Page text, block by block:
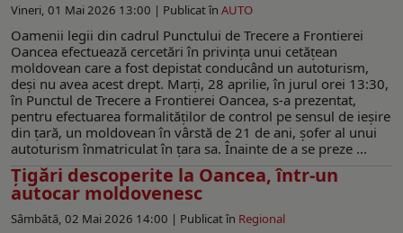
Vineri, 01 Mai 2026 13:00 | Publicat în AUTO
Oamenii legii din cadrul Punctului de Trecere a Frontierei
Oancea efectuează cercetări în privința unui cetățean
moldovean care a fost depistat conducând un autoturism,
deşi nu avea acest drept. Marţi, 28 aprilie, în jurul orei 13:30,
în Punctul de Trecere a Frontierei Oancea, s-a prezentat,
pentru efectuarea formalităţilor de control pe sensul de ieșire
din ţară, un moldovean în vârstă de 21 de ani, șofer al unui
autoturism înmatriculat în ţara sa. Înainte de a se preze ...
Țigări descoperite la Oancea, într-un
autocar moldovenesc
Sâmbătă, 02 Mai 2026 14:00 | Publicat în Regional